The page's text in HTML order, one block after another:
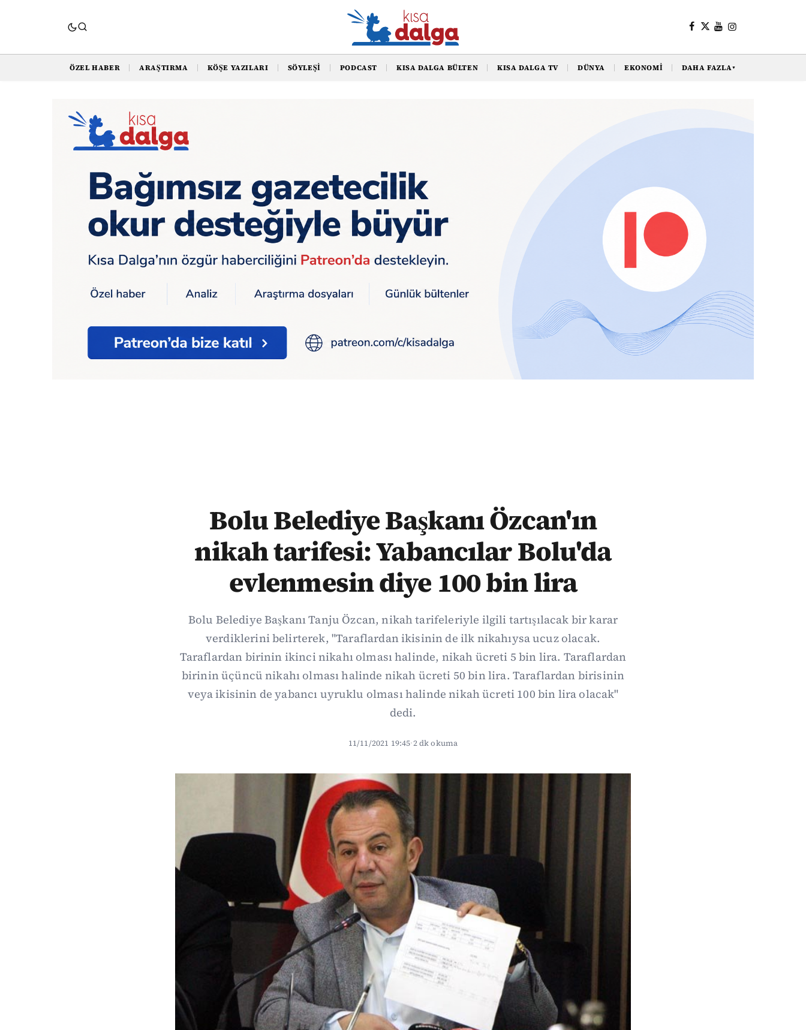
ÖZEL HABER ARAŞTIRMA KÖŞE YAZILARI SÖYLEŞI PODCAST KISA DALGA BÜLTEN KISA DALGA TV DÜNYA EKONOMI DAHA FAZLA▼
Bolu Belediye Başkanı Özcan'ın nikah tarifesi: Yabancılar Bolu'da evlenmesin diye 100 bin lira
Bolu Belediye Başkanı Özcan'ın
nikah tarifesi: Yabancılar Bolu'da
evlenmesin diye 100 bin lira
Bolu Belediye Başkanı Tanju Özcan, nikah tarifeleriyle ilgili tartışılacak bir karar
verdiklerini belirterek, "Taraflardan ikisinin de ilk nikahıysa ucuz olacak.
Taraflardan birinin ikinci nikahı olması halinde, nikah ücreti 5 bin lira. Taraflardan
birinin üçüncü nikahı olması halinde nikah ücreti 50 bin lira. Taraflardan birisinin
veya ikisinin de yabancı uyruklu olması halinde nikah ücreti 100 bin lira olacak"
dedi.
11/11/2021 19:45·2 dk okuma